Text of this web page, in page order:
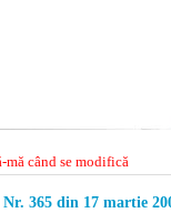
mă când se modifică
365 din 17 martie